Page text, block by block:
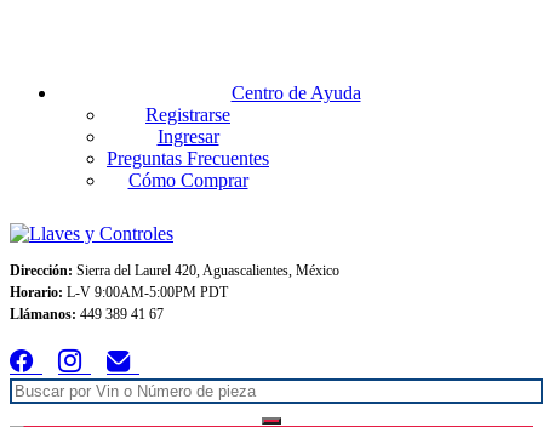
Centro de Ayuda
Registrarse
Ingresar
Preguntas Frecuentes
Cómo Comprar
Dirección: Sierra del Laurel 420, Aguascalientes, México
Horario: L-V 9:00AM-5:00PM PDT
Llámanos: 449 389 41 67